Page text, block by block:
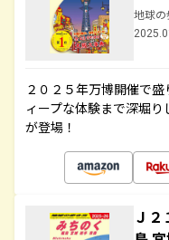
地球の
２０２５年万博開催で
ィープな体験まで深堀り
が登場！
Ｊ